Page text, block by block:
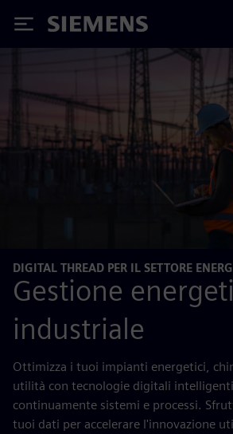
Siemens
DIGITAL THREAD PER IL SETTORE
Gestione
industriale
Ottimizza i tuoi impianti energetici,
utilità con tecnologie digitali
continuamente sistemi e processi.
tuoi dati per accelerare l'innovazione